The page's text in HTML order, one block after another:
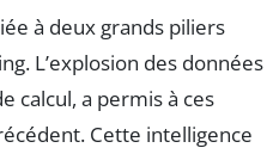
à deux grands piliers
L’explosion des données
calcul, a permis à ces
Cette intelligence